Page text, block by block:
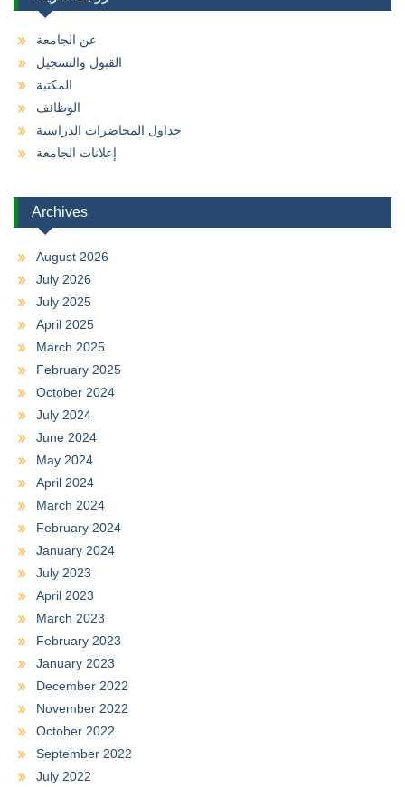
عن الجامعة
القبول والتسجيل
المكتبة
الوظائف
جداول المحاضرات الدراسية
إعلانات الجامعة
Archives
August 2026
July 2026
July 2025
April 2025
March 2025
February 2025
October 2024
July 2024
June 2024
May 2024
April 2024
March 2024
February 2024
January 2024
July 2023
April 2023
March 2023
February 2023
January 2023
December 2022
November 2022
October 2022
September 2022
July 2022